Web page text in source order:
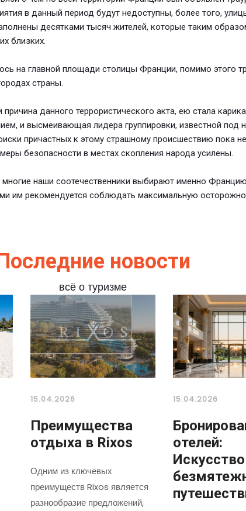
в данный период будут недоступны, более того,
десятками тысяч жителей, которые таким
близких.
на главной площади столицы Франции, помимо этого
страны.
данного террористического акта, ею стала
и высмеивающая лидера группировки, известной под
причастных к этому страшному происшествию пока
безопасности в местах скопления народа усилены.
наши соотечественники выбирают именно
им рекомендуется соблюдать максимальную
новости
всё о туризме
15.04.2026
Преимущества
отдыха в Rixos
Одним из ключевых
преимуществ Rixos является
разнообразие предложений,
15.04.2026
отелей:
Искусство